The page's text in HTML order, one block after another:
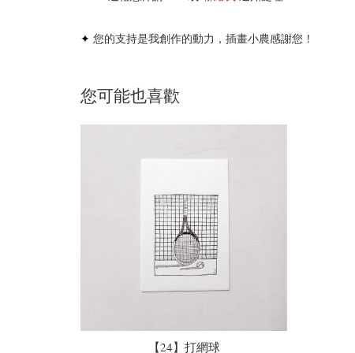
✦ 您的支持是我創作的動力，插畫小農感謝您！
您可能也喜歡
【24】打網球